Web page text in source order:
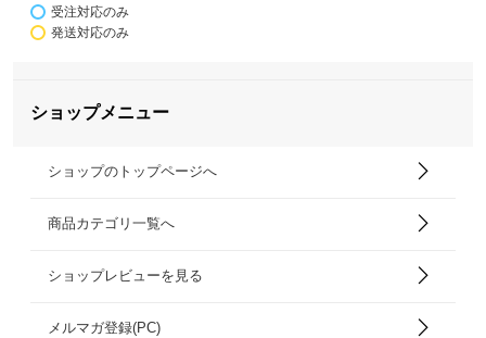
受注対応のみ
発送対応のみ
ショップメニュー
ショップのトップページへ
商品カテゴリ一覧へ
ショップレビューを見る
メルマガ登録(PC)